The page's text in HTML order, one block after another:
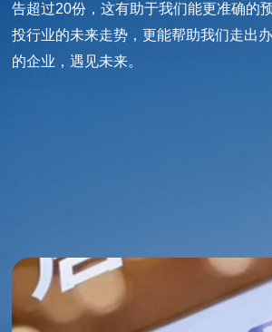
告超过20份，这有助于我们能更准确的
投行业的未来走势，更能帮助我们走出
的企业，遇见未来。